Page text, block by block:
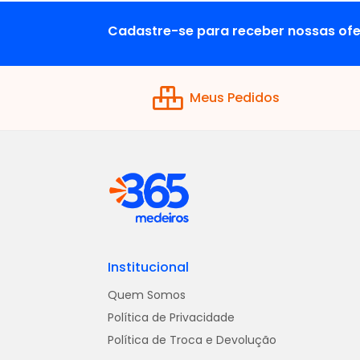
Cadastre-se para receber nossas
Meus Pedidos
Institucional
Quem Somos
Política de Privacidade
Política de Troca e Devolução